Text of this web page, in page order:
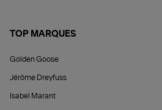
TOP MARQUES
Golden Goose
Jérôme Dreyfuss
Isabel Marant